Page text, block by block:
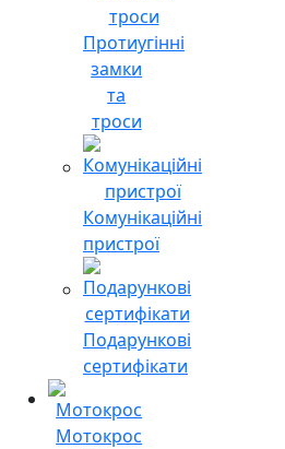
Протиугінні
замки
та
троси
Комунікаційні
пристрої
Подарункові
сертифікати
Мотокрос